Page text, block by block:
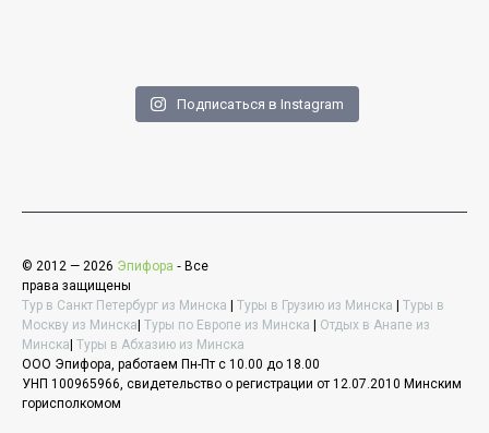
Подписаться в Instagram
© 2012 — 2026 Эпифора ‐ Все
права защищены
Тур в Санкт Петербург из Минска | Туры в Грузию из Минска | Туры в
Москву из Минска| Туры по Европе из Минска | Отдых в Анапе из
Минска| Туры в Абхазию из Минска
ООО Эпифора, работаем Пн-Пт с 10.00 до 18.00
УНП 100965966, свидетельство о регистрации от 12.07.2010 Минским
горисполкомом